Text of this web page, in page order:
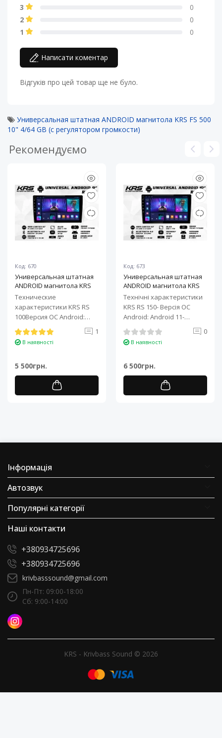
3
0
2
0
1
0
Написати коментар
Відгуків про цей товар ще не було.
Универсальная штатная ANDROID магнитола KRS FS 500
10" 4/64 GB (с регулятором громкости)
Рекомендуємо
Код: 670
Универсальная штатная
ANDROID магнитола KRS
RS 100 9" 1/32 GB
Технические
характеристики KRS RS
100Версия ОС Android:
Android 11Процессор: 4-
ядерный ARM Cortex-A7..
1
В наявності
5 500грн.
Код: 673
Универсальная штатная
ANDROID магнитола KRS
RS 150 10" 2/32 GB
Технічні характеристики
KRS RS 150- Версія ОС
Android: Android 11-
Процесор: 4-ядерний ARM
Cortex-A7..
0
В наявності
6 500грн.
Інформація
Автозвук
Популярні категорії
Наші контакти
+380934725696
+380934725696
krivbasssound@gmail.com
Пн-Пт: 09:00-18:00
Сб: 9:00-14:00
KRS - Krivbass Sound © 2026